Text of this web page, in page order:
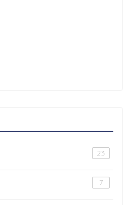
23
7